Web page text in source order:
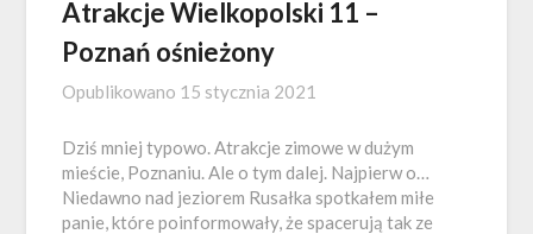
Atrakcje Wielkopolski 11 –
Poznań ośnieżony
Opublikowano 15 stycznia 2021
Dziś mniej typowo. Atrakcje zimowe w dużym
mieście, Poznaniu. Ale o tym dalej. Najpierw o…
Niedawno nad jeziorem Rusałka spotkałem miłe
panie, które poinformowały, że spacerują tak ze